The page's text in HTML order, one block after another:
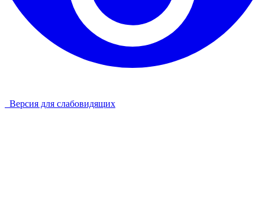
Версия для слабовидящих